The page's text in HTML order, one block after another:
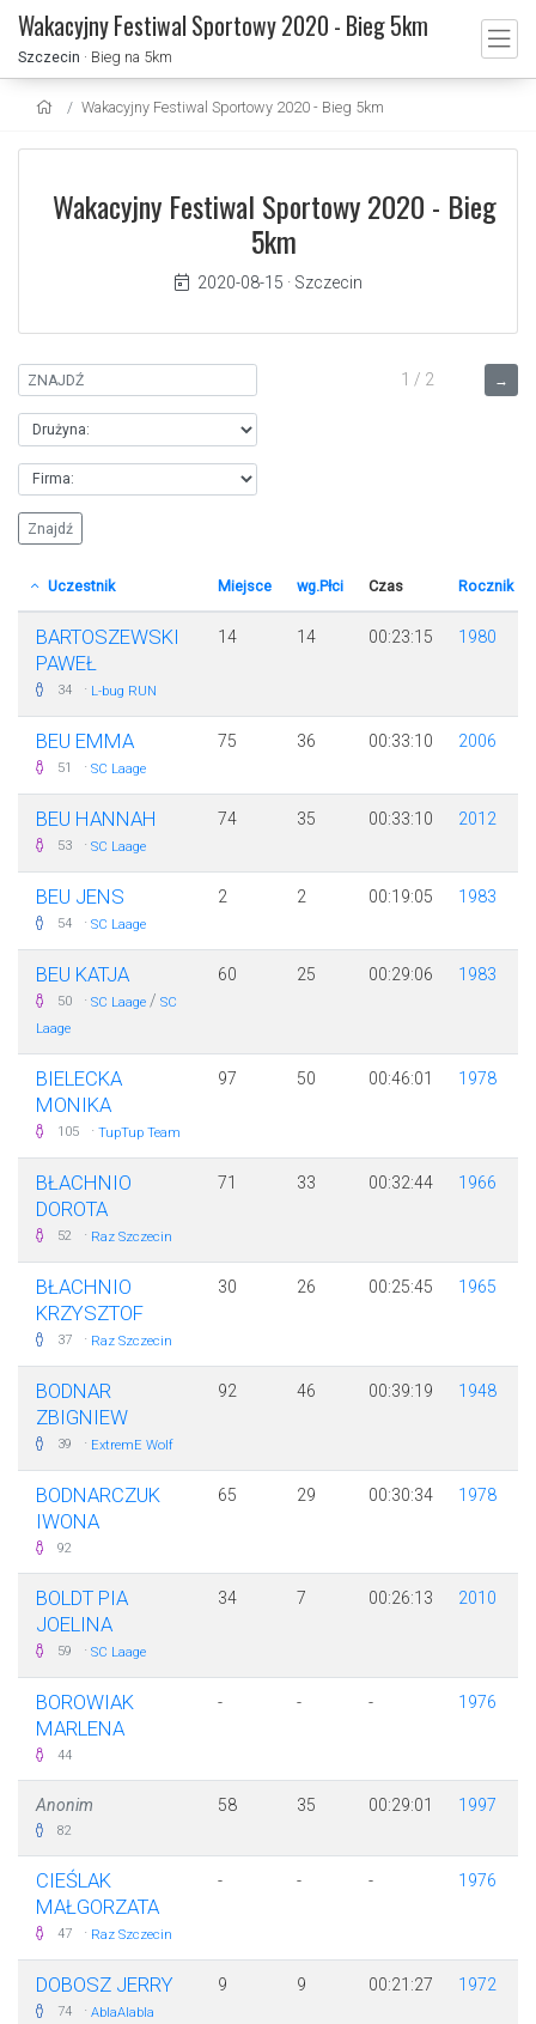
Wakacyjny Festiwal Sportowy 2020 - Bieg 5km
Szczecin · Bieg na 5km
Wakacyjny Festiwal Sportowy 2020 - Bieg 5km
Wakacyjny Festiwal Sportowy 2020 - Bieg
5km
2020-08-15 · Szczecin
→
1 / 2
Uczestnik Miejsce wg.Płci Czas Rocznik
BARTOSZEWSKI
PAWEŁ
34 · L-bug RUN
14 14 00:23:15 1980
BEU EMMA
51 · SC Laage
75 36 00:33:10 2006
BEU HANNAH
53 · SC Laage
74 35 00:33:10 2012
BEU JENS
54 · SC Laage
2 2 00:19:05 1983
BEU KATJA
50 · SC Laage / SC
Laage
60 25 00:29:06 1983
BIELECKA
MONIKA
105 · TupTup Team
97 50 00:46:01 1978
BŁACHNIO
DOROTA
52 · Raz Szczecin
71 33 00:32:44 1966
BŁACHNIO
KRZYSZTOF
37 · Raz Szczecin
30 26 00:25:45 1965
BODNAR
ZBIGNIEW
39 · ExtremE Wolf
92 46 00:39:19 1948
BODNARCZUK
IWONA
92
65 29 00:30:34 1978
BOLDT PIA
JOELINA
59 · SC Laage
34 7 00:26:13 2010
BOROWIAK
MARLENA
44
- - - 1976
Anonim
82
58 35 00:29:01 1997
CIEŚLAK
MAŁGORZATA
47 · Raz Szczecin
- - - 1976
DOBOSZ JERRY
74 · AblaAlabla
9 9 00:21:27 1972